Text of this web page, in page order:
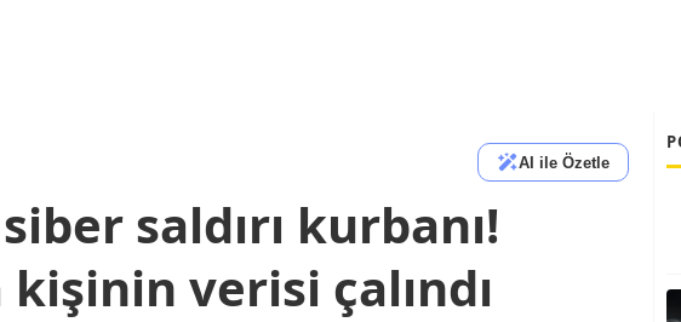
AI ile Özetle
saldırı kurbanı!
verisi çalındı